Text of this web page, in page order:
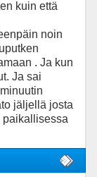
kuin että
noin
. Ja kun
Ja sai
jäljellä josta
paikallisessa